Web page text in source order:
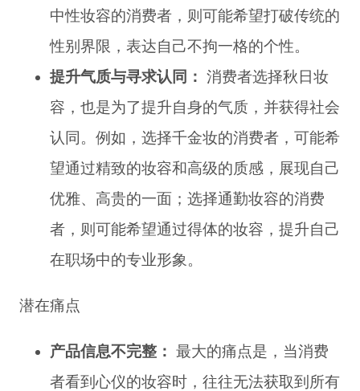
中性妆容的消费者，则可能希望打破传统的
性别界限，表达自己不拘一格的个性。
提升气质与寻求认同： 消费者选择秋日妆
容，也是为了提升自身的气质，并获得社会
认同。例如，选择千金妆的消费者，可能希
望通过精致的妆容和高级的质感，展现自己
优雅、高贵的一面；选择通勤妆容的消费
者，则可能希望通过得体的妆容，提升自己
在职场中的专业形象。
潜在痛点
产品信息不完整： 最大的痛点是，当消费
者看到心仪的妆容时，往往无法获取到所有